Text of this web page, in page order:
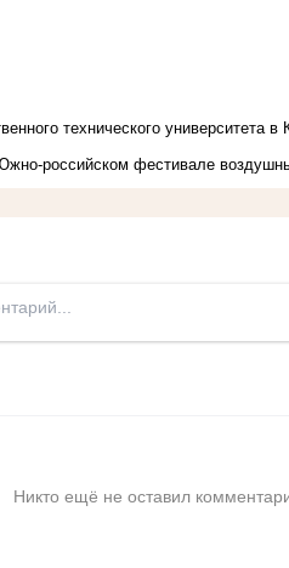
технического
российском фестивале
Никто ещё не оставил